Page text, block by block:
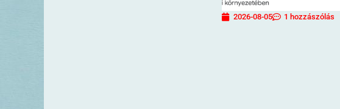
2026-08-05 1 hozzászólás